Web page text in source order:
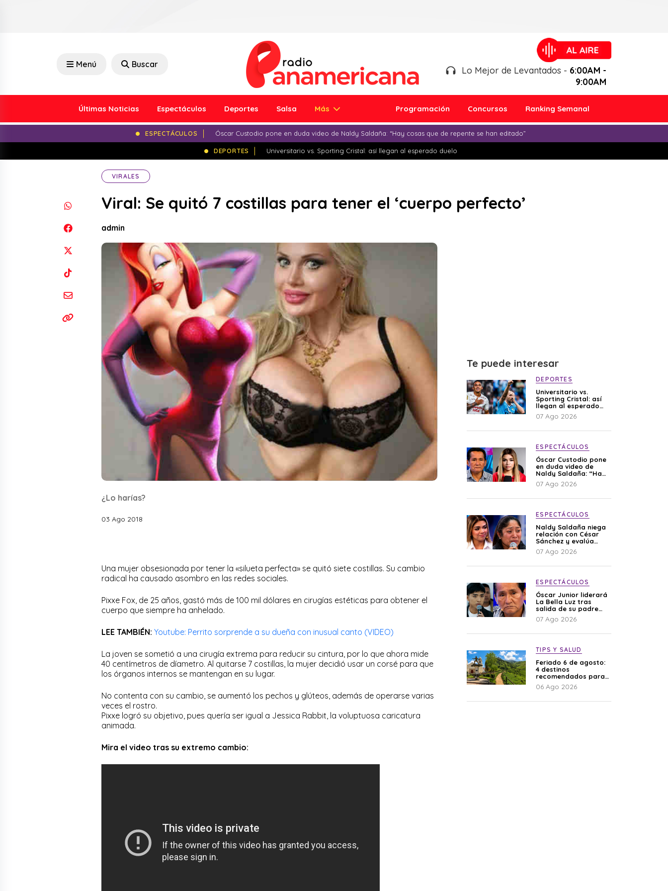
Menú Buscar
Lo Mejor de Levantados - 6:00AM -
9:00AM
Últimas Noticias Espectáculos Deportes Salsa Más Programación Concursos Ranking Semanal
ESPECTÁCULOS Óscar Custodio pone en duda video de Naldy Saldaña: “Hay cosas que de repente se han editado”
DEPORTES Universitario vs. Sporting Cristal: así llegan al esperado duelo
VIRALES
Viral: Se quitó 7 costillas para tener el ‘cuerpo perfecto’
admin
¿Lo harías?
03 Ago 2018
Una mujer obsesionada por tener la «silueta perfecta» se quitó siete costillas. Su cambio
radical ha causado asombro en las redes sociales.
Pixxe Fox, de 25 años, gastó más de 100 mil dólares en cirugías estéticas para obtener el
cuerpo que siempre ha anhelado.
LEE TAMBIÉN: Youtube: Perrito sorprende a su dueña con inusual canto (VIDEO)
La joven se sometió a una cirugía extrema para reducir su cintura, por lo que ahora mide
40 centímetros de díametro. Al quitarse 7 costillas, la mujer decidió usar un corsé para que
los órganos internos se mantengan en su lugar.
No contenta con su cambio, se aumentó los pechos y glúteos, además de operarse varias
veces el rostro.
Pixxe logró su objetivo, pues quería ser igual a Jessica Rabbit, la voluptuosa caricatura
animada.
Mira el video tras su extremo cambio:
Te puede interesar
DEPORTES
Universitario vs.
Sporting Cristal: así
llegan al esperado
duelo
07 Ago 2026
ESPECTÁCULOS
Óscar Custodio pone
en duda video de
Naldy Saldaña: “Hay
cosas que de repente
se han editado”
07 Ago 2026
ESPECTÁCULOS
Naldy Saldaña niega
relación con César
Sánchez y evalúa
denunciar a su
esposa: “Es una
07 Ago 2026
ESPECTÁCULOS
Óscar Junior liderará
La Bella Luz tras
salida de su padre
por polémica con
Naldy Saldaña
07 Ago 2026
TIPS Y SALUD
Feriado 6 de agosto:
4 destinos
recomendados para
disfrutar el descanso
06 Ago 2026